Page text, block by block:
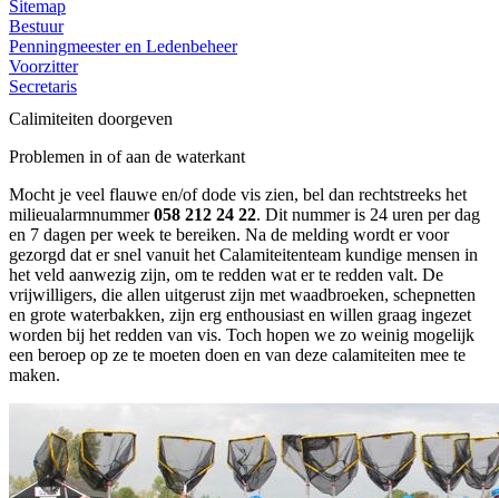
Sitemap
Bestuur
Penningmeester en Ledenbeheer
Voorzitter
Secretaris
Calimiteiten doorgeven
Problemen in of aan de waterkant
Mocht je veel flauwe en/of dode vis zien, bel dan rechtstreeks het
milieualarmnummer058 212 24 22. Dit nummer is 24 uren per dag
en 7 dagen per week te bereiken. Na de melding wordt er voor
gezorgd dat er snel vanuit het Calamiteitenteam kundige mensen in
het veld aanwezig zijn, om te redden wat er te redden valt. De
vrijwilligers, die allen uitgerust zijn met waadbroeken, schepnetten
en grote waterbakken, zijn erg enthousiast en willen graag ingezet
worden bij het redden van vis. Toch hopen we zo weinig mogelijk
een beroep op ze te moeten doen en van deze calamiteiten mee te
maken.